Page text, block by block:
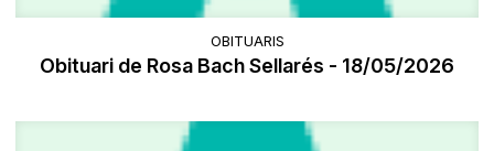
OBITUARIS
Obituari de Rosa Bach Sellarés - 18/05/2026